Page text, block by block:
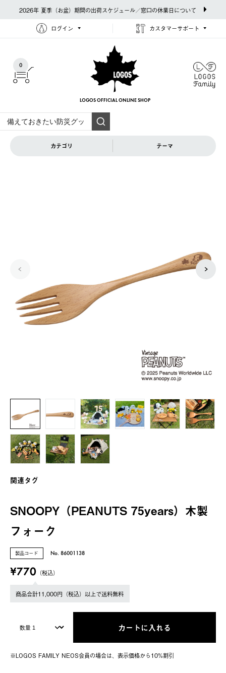
2026年 夏季（お盆）期間の出荷スケジュール／窓口の休業日について
ログイン カスタマーサポート
0
LOGOS OFFICIAL ONLINE SHOP
カテゴリ テーマ
関連タグ
SNOOPY（PEANUTS 75years）木製
フォーク
製品コード No. 86001138
¥770 （税込）
商品合計11,000円（税込）以上で送料無料
カートに入れる
※LOGOS FAMILY NEOS会員の場合は、表⽰価格から10%割引